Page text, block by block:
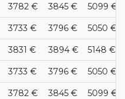
3782 € 3845 € 5099 €
3733 € 3796 € 5050 €
3831 € 3894 € 5148 €
3733 € 3796 € 5050 €
3782 € 3845 € 5099 €